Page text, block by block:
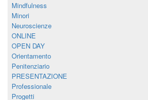
Mindfulness
Minori
Neuroscienze
ONLINE
OPEN DAY
Orientamento
Penitenziario
PRESENTAZIONE
Professionale
Progetti